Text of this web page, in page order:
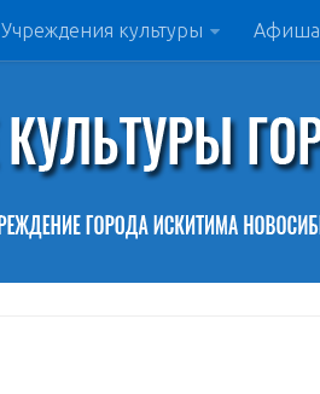
Учреждения культуры Афиша